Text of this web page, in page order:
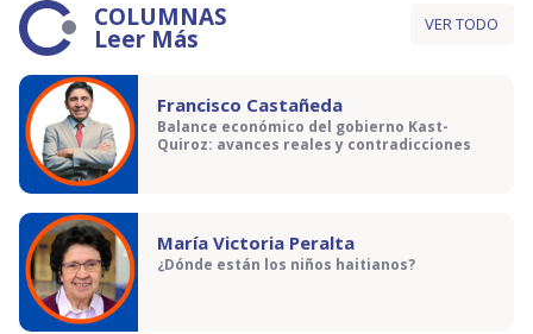
COLUMNAS
Leer Más VER TODO
Francisco Castañeda
Balance económico del gobierno Kast-
Quiroz: avances reales y contradicciones
María Victoria Peralta
¿Dónde están los niños haitianos?